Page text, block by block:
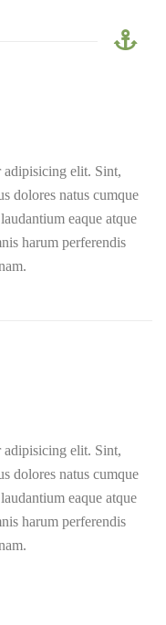
adipisicing elit. Sint,
dolores natus cumque
eaque atque
harum perferendis
adipisicing elit. Sint,
dolores natus cumque
eaque atque
harum perferendis